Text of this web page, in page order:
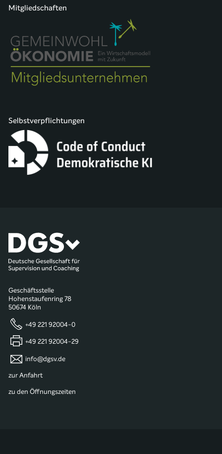
Mitgliedschaften
Selbstverpflichtungen
Geschäftsstelle
Hohenstaufenring 78
50674 Köln
+49 221 92004-0
+49 221 92004-29
info@dgsv.de
zur Anfahrt
zu den Öffnungszeiten